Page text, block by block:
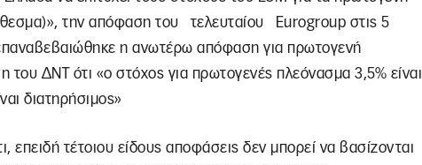
την απόφαση του τελευταίου Eurogroup στις 5
η ανωτέρω απόφαση για πρωτογενή
του ΔΝΤ ότι «ο στόχος για πρωτογενές πλεόνασμα 3,5% είναι
διατηρήσιμος»
επειδή τέτοιου είδους αποφάσεις δεν μπορεί να βασίζονται